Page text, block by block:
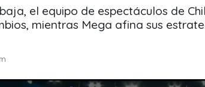
el equipo de espectáculos de
mientras Mega afina sus